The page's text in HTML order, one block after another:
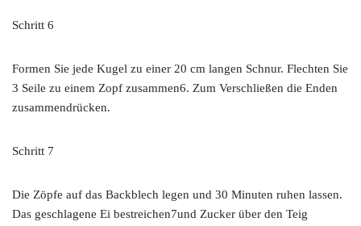
Schritt 6
Formen Sie jede Kugel zu einer 20 cm langen Schnur. Flechten Sie
3 Seile zu einem Zopf zusammen6. Zum Verschließen die Enden
zusammendrücken.
Schritt 7
Die Zöpfe auf das Backblech legen und 30 Minuten ruhen lassen.
Das geschlagene Ei bestreichen7und Zucker über den Teig